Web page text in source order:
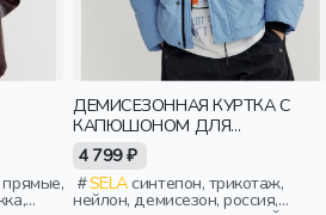
ДЕМИСЕЗОННАЯ КУРТКА С
КАПЮШОНОМ ДЛЯ
МАЛЬЧИКОВ
4 799 ₽
SELAсинтепон, трикотаж,
нейлон, демисезон, россия,